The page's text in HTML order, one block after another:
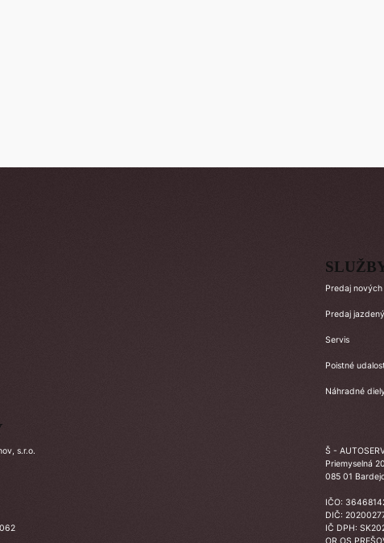
Predaj
Predaj
Servis
Poistné
Náhradné
s.r.o.
Š -
Priemyselná
085 01
IČO:
DIČ:
IČ DPH:
OR OS